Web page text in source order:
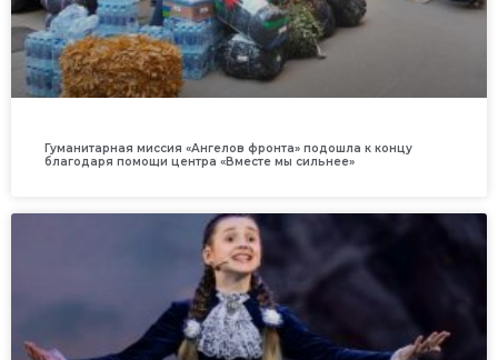
Гуманитарная миссия «Ангелов фронта» подошла к концу
благодаря помощи центра «Вместе мы сильнее»